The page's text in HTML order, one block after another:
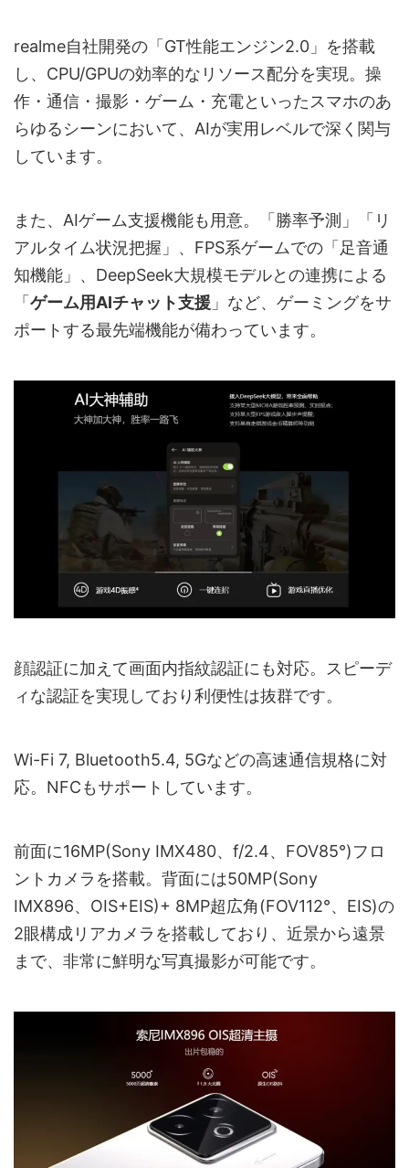
realme自社開発の「GT性能エンジン2.0」を搭載
し、CPU/GPUの効率的なリソース配分を実現。操
作・通信・撮影・ゲーム・充電といったスマホのあ
らゆるシーンにおいて、AIが実用レベルで深く関与
しています。
また、AIゲーム支援機能も用意。「勝率予測」「リ
アルタイム状況把握」、FPS系ゲームでの「足音通
知機能」、DeepSeek大規模モデルとの連携による
「 ゲーム用AIチャット支援 」など、ゲーミングをサ
ポートする最先端機能が備わっています。
顔認証に加えて画面内指紋認証にも対応。スピーデ
ィな認証を実現しており利便性は抜群です。
Wi-Fi 7, Bluetooth5.4, 5Gなどの高速通信規格に対
応。NFCもサポートしています。
前面に16MP(Sony IMX480、f/2.4、FOV85°)フロ
ントカメラを搭載。背面には50MP(Sony
IMX896、OIS+EIS)+ 8MP超広角(FOV112°、EIS)の
2眼構成リアカメラを搭載しており、近景から遠景
まで、非常に鮮明な写真撮影が可能です。